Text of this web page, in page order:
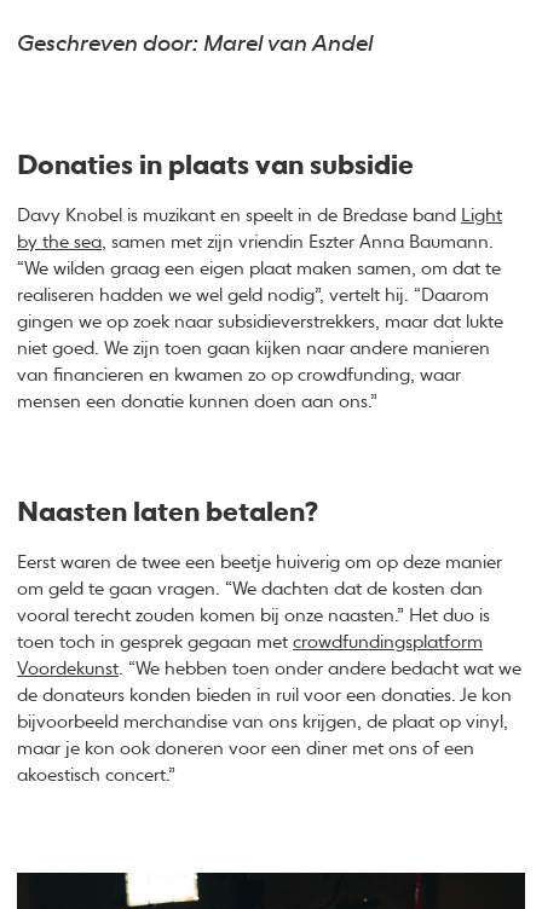
Geschreven door: Marel van Andel
Donaties in plaats van subsidie
Davy Knobel is muzikant en speelt in de Bredase band Light
by the sea, samen met zijn vriendin Eszter Anna Baumann.
“We wilden graag een eigen plaat maken samen, om dat te
realiseren hadden we wel geld nodig”, vertelt hij. “Daarom
gingen we op zoek naar subsidieverstrekkers, maar dat lukte
niet goed. We zijn toen gaan kijken naar andere manieren
van financieren en kwamen zo op crowdfunding, waar
mensen een donatie kunnen doen aan ons.”
Naasten laten betalen?
Eerst waren de twee een beetje huiverig om op deze manier
om geld te gaan vragen. “We dachten dat de kosten dan
vooral terecht zouden komen bij onze naasten.” Het duo is
toen toch in gesprek gegaan metcrowdfundingsplatform
Voordekunst . “We hebben toen onder andere bedacht wat we
de donateurs konden bieden in ruil voor een donaties. Je kon
bijvoorbeeld merchandise van ons krijgen, de plaat op vinyl,
maar je kon ook doneren voor een diner met ons of een
akoestisch concert.”